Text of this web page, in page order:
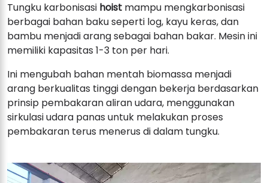
Tungku karbonisasi hoist mampu mengkarbonisasi
berbagai bahan baku seperti log, kayu keras, dan
bambu menjadi arang sebagai bahan bakar. Mesin ini
memiliki kapasitas 1-3 ton per hari.
Ini mengubah bahan mentah biomassa menjadi
arang berkualitas tinggi dengan bekerja berdasarkan
prinsip pembakaran aliran udara, menggunakan
sirkulasi udara panas untuk melakukan proses
pembakaran terus menerus di dalam tungku.